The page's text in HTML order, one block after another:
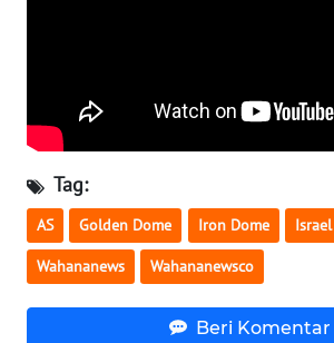
Tag:
AS Golden Dome Iron Dome Israel
Wahananews Wahananewsco
Beri Komentar
WN
RIAU
WN
SERAMBI